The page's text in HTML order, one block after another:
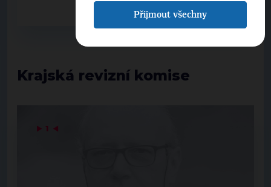
Krajská revizní komise
▶ 1 ◀
Přijmout všechny